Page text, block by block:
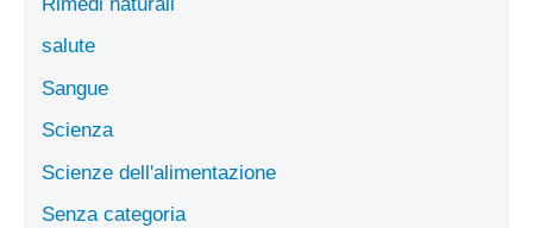
salute
Sangue
Scienza
Scienze dell'alimentazione
Senza categoria